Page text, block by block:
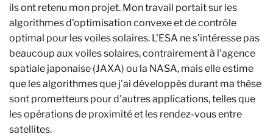
ils ont retenu mon projet. Mon travail portait sur les
algorithmes d'optimisation convexe et de contrôle
optimal pour les voiles solaires. L'ESA ne s'intéresse pas
beaucoup aux voiles solaires, contrairement à l'agence
spatiale japonaise (JAXA) ou la NASA, mais elle estime
que les algorithmes que j'ai développés durant ma thèse
sont prometteurs pour d'autres applications, telles que
les opérations de proximité et les rendez-vous entre
satellites.